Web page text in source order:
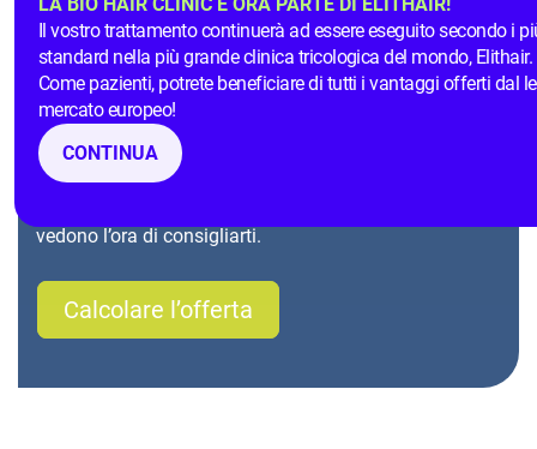
Le numerose esperienze felicidi trapianto di capelli
dei nostri pazienti possono confermarlo. Ti
accoglieremo calorosamente nella nostra clinica
all’avanguardia e faremo in modo che tu ti senta
completamente a tuo agio
Non aspettare oltre e soddisfa il tuo desiderio di avere
vedono l’ora di consigliarti.
Calcolare l’offerta
Il vostro trattamento continuerà ad essere eseguito secondo i
standard nella più grande clinica tricologica del mondo, Elithair.
Come pazienti, potrete beneficiare di tutti i vantaggi offerti dal
mercato europeo!
CONTINUA